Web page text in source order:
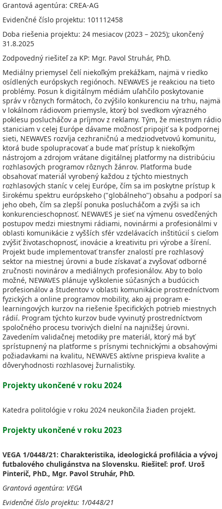
Grantová agentúra: CREA-AG
Evidenčné číslo projektu: 101112458
Doba riešenia projektu: 24 mesiacov (2023 – 2025); ukončený
31.8.2025
Zodpovedný riešiteľ za KP: Mgr. Pavol Struhár, PhD.
Mediálny priemysel čelí niekoľkým prekážkam, najmä v riedko
osídlených európskych regiónoch. NEWAVES je reakciou na tieto
problémy. Posun k digitálnym médiám uľahčilo poskytovanie
správ v rôznych formátoch, čo zvýšilo konkurenciu na trhu, najmä
v lokálnom rádiovom priemysle, ktorý bol svedkom výrazného
poklesu poslucháčov a príjmov z reklamy. Tým, že miestnym rádio
staniciam v celej Európe dávame možnosť pripojiť sa k podpornej
sieti, NEWAVES rozvíja cezhraničnú a medziodvetvovú komunitu,
ktorá bude spolupracovať a bude mať prístup k niekoľkým
nástrojom a zdrojom vrátane digitálnej platformy na distribúciu
rozhlasových programov rôznych žánrov. Platforma bude
obsahovať materiál vyrobený každou z týchto miestnych
rozhlasových staníc v celej Európe, čím sa im poskytne prístup k
širokému spektru európskeho ("globálneho") obsahu a podporí sa
jeho obeh, čím sa zlepší ponuka poslucháčom a zvýši sa ich
konkurencieschopnosť. NEWAVES je sieť na výmenu osvedčených
postupov medzi miestnymi rádiami, novinármi a profesionálmi v
oblasti komunikácie z vyšších sfér vzdelávacích inštitúcií s cieľom
zvýšiť životaschopnosť, inovácie a kreativitu pri výrobe a šírení.
Projekt bude implementovať transfer znalostí pre rozhlasový
sektor na miestnej úrovni a bude získavať a zvyšovať odborné
zručnosti novinárov a mediálnych profesionálov. Aby to bolo
možné, NEWAVES plánuje vyškolenie súčasných a budúcich
profesionálov a študentov v oblasti komunikácie prostredníctvom
fyzických a online programov mobility, ako aj program e-
learningových kurzov na riešenie špecifických potrieb miestnych
rádií. Program týchto kurzov bude vyvinutý prostredníctvom
spoločného procesu tvorivých dielní na najnižšej úrovni.
Zavedením validačnej metodiky pre materiál, ktorý má byť
sprístupnený na platforme s prísnymi technickými a obsahovými
požiadavkami na kvalitu, NEWAVES aktívne prispieva kvalite a
dôveryhodnosti rozhlasovej žurnalistiky.
Projekty ukončené v roku 2024
Katedra politológie v roku 2024 neukončila žiaden projekt.
Projekty ukončené v roku 2023
VEGA 1/0448/21: Charakteristika, ideologická profilácia a vývoj
futbalového chuligánstva na Slovensku. Riešiteľ: prof. Uroš
Pinterič, PhD., Mgr. Pavol Struhár, PhD.
Grantová agentúra: VEGA
Evidenčné číslo projektu: 1/0448/21